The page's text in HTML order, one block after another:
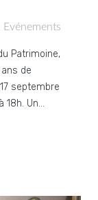
Evénements
Patrimoine,
de
septembre
18h. Un…